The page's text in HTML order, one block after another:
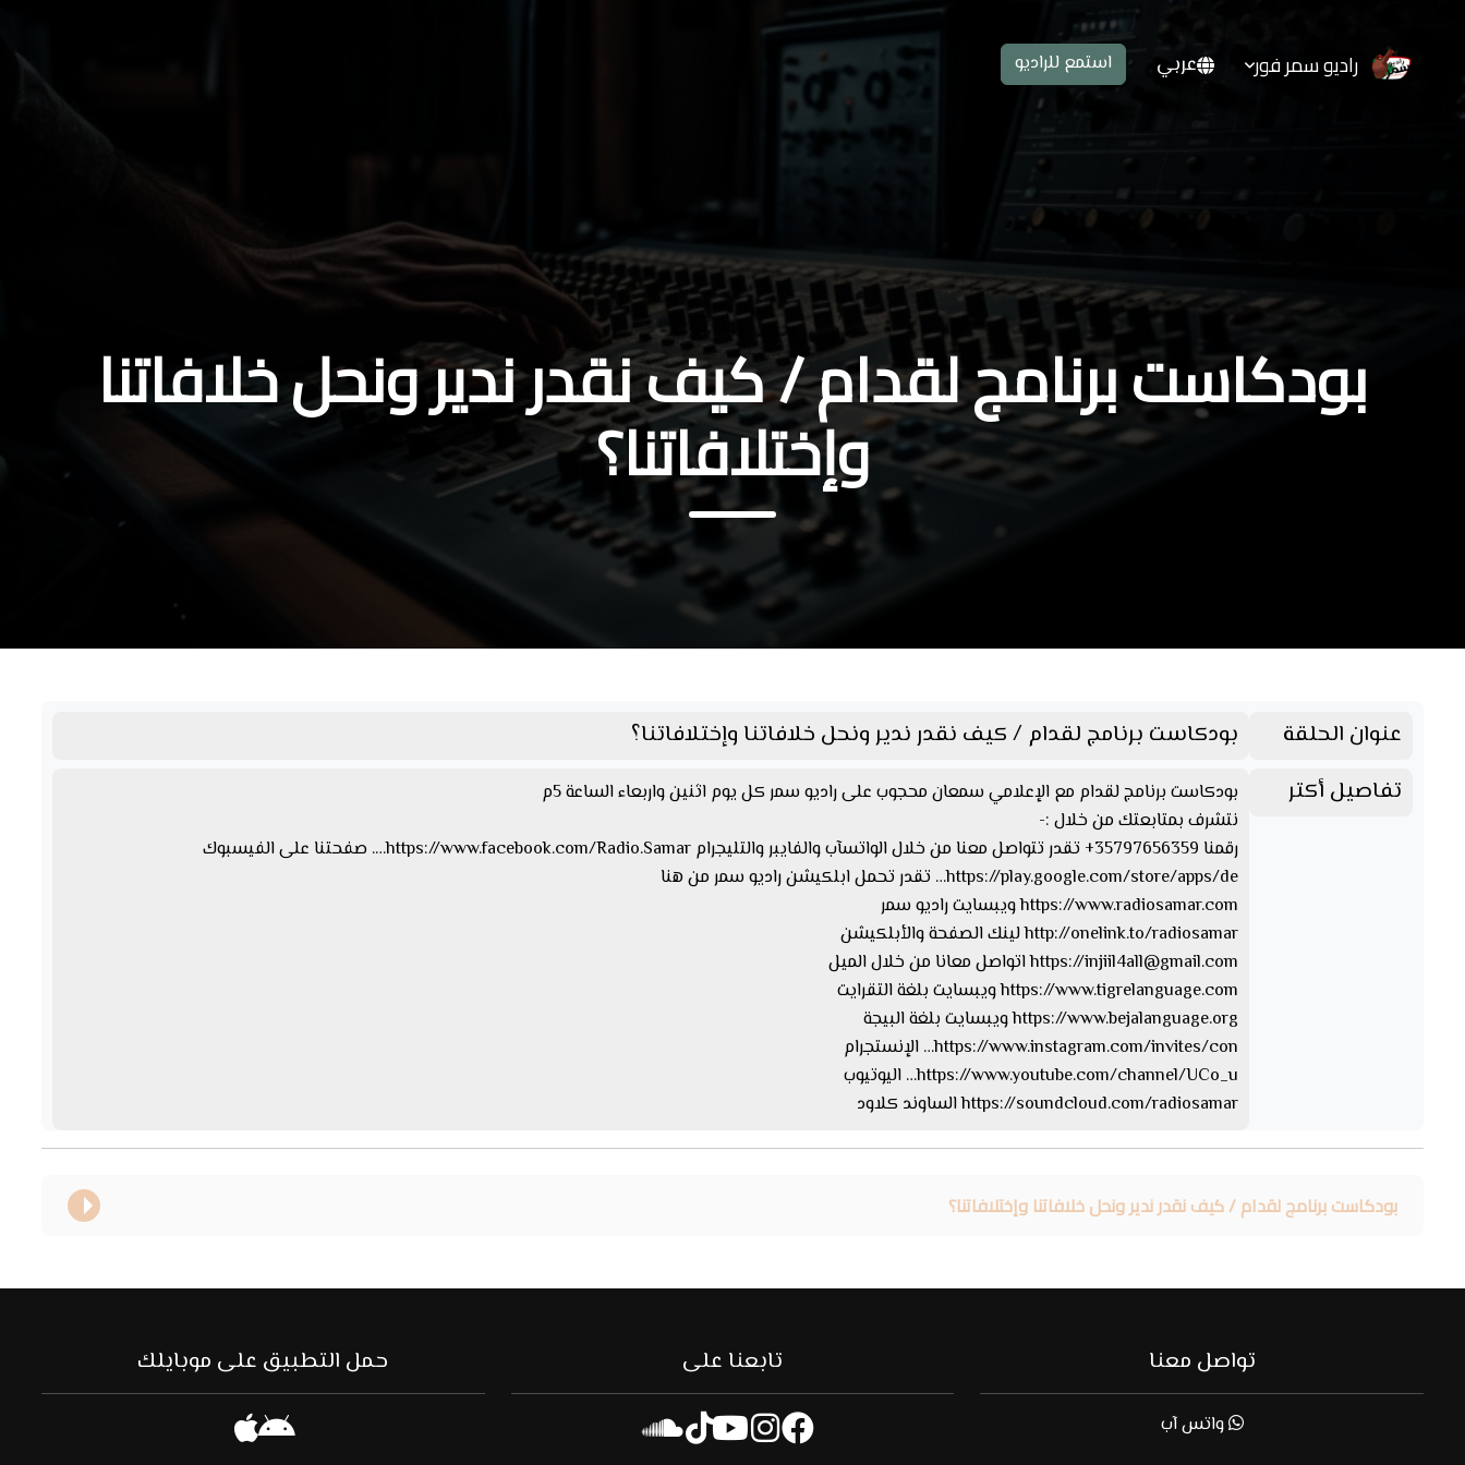
راديو سمر فور عربي استمع للراديو
بودكاست برنامج لقدام / كيف نقدر ندير ونحل خلافاتنا
وإختلافاتنا؟
عنوان الحلقة
بودكاست برنامج لقدام / كيف نقدر ندير ونحل خلافاتنا وإختلافاتنا؟
تفاصيل أكتر
بودكاست برنامج لقدام مع الإعلامي سمعان محجوب على راديو سمر كل يوم اثنين واربعاء الساعة 5م
نتشرف بمتابعتك من خلال :-
رقمنا 35797656359+ تقدر تتواصل معنا من خلال الواتسآب والفايبر والتليجرام https://www.facebook.com/Radio.Samar…. صفحتنا على الفيسبوك
https://play.google.com/store/apps/de… تقدر تحمل ابلكيشن راديو سمر من هنا
https://www.radiosamar.com ويبسايت راديو سمر
http://onelink.to/radiosamar لينك الصفحة والأبلكيشن
https://injiil4all@gmail.com
اتواصل معانا من خلال الميل
https://www.tigrelanguage.com ويبسايت بلغة التقرايت
https://www.bejalanguage.org ويبسايت بلغة البيجة
https://www.instagram.com/invites/con… الإنستجرام
https://www.youtube.com/channel/UCo_u… اليوتيوب
https://soundcloud.com/radiosamar الساوند كلاود
بودكاست برنامج لقدام / كيف نقدر ندير ونحل خلافاتنا وإختلافاتنا؟
تواصل معنا
واتس آب
تابعنا على حمل التطبيق على موبايلك